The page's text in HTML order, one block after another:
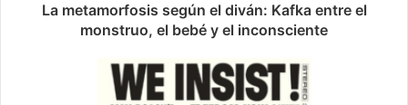
La metamorfosis según el diván: Kafka entre el
monstruo, el bebé y el inconsciente